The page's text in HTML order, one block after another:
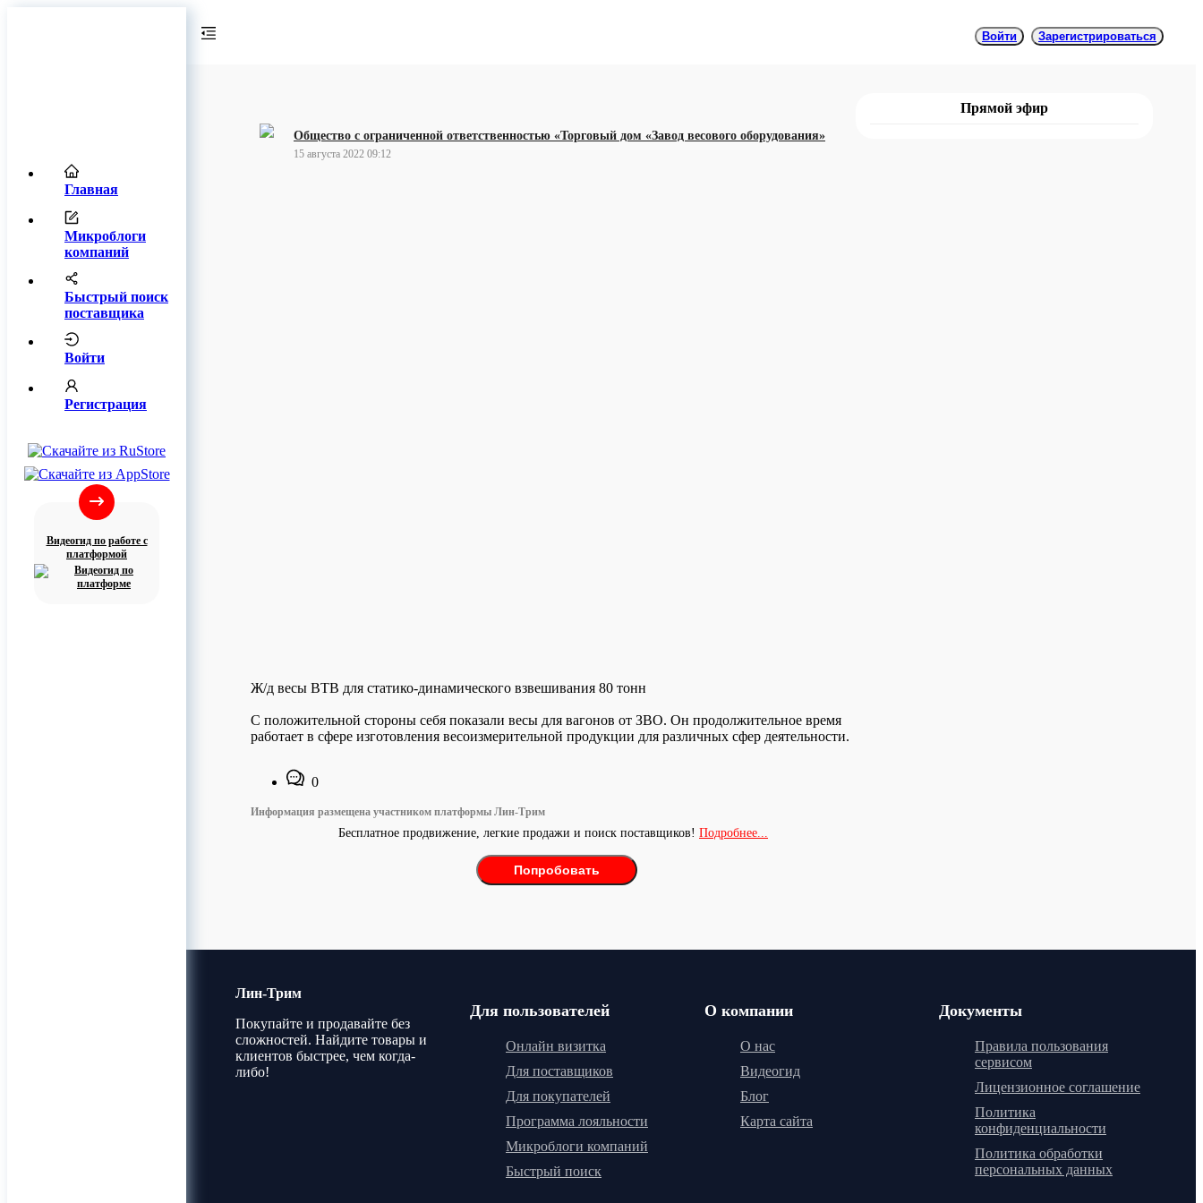
Главная
Микроблоги
компаний
Быстрый поиск
поставщика
Войти
Регистрация
Видеогид по работе с
платформой
Войти Зарегистрироваться
Общество с ограниченной ответственностью «Торговый дом «Завод весового оборудования»
15 августа 2022 09:12
Ж/д весы ВТВ для статико-динамического взвешивания 80 тонн
С положительной стороны себя показали весы для вагонов от ЗВО. Он продолжительное время
работает в сфере изготовления весоизмерительной продукции для различных сфер деятельности.
0
Информация размещена участником платформы Лин-Трим
Бесплатное продвижение, легкие продажи и поиск поставщиков! Подробнее...
Попробовать
Прямой эфир
Лин-Трим
Покупайте и продавайте без
сложностей. Найдите товары и
клиентов быстрее, чем когда-
либо!
Для пользователей
Онлайн визитка
Для поставщиков
Для покупателей
Программа лояльности
Микроблоги компаний
Быстрый поиск
О компании
О нас
Видеогид
Блог
Карта сайта
Документы
Правила пользования
сервисом
Лицензионное соглашение
Политика
конфиденциальности
Политика обработки
персональных данных